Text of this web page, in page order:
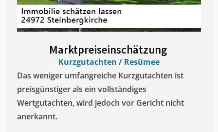
Marktpreiseinschätzung ​
Kurzgutachten / Resümee
Das weniger umfangreiche Kurzgutachten ist
preisgünstiger als ein vollständiges
Wertgutachten, wird jedoch vor Gericht nicht
anerkannt.